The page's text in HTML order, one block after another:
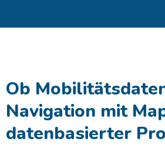
Ob
Navigation mit
datenbasierter